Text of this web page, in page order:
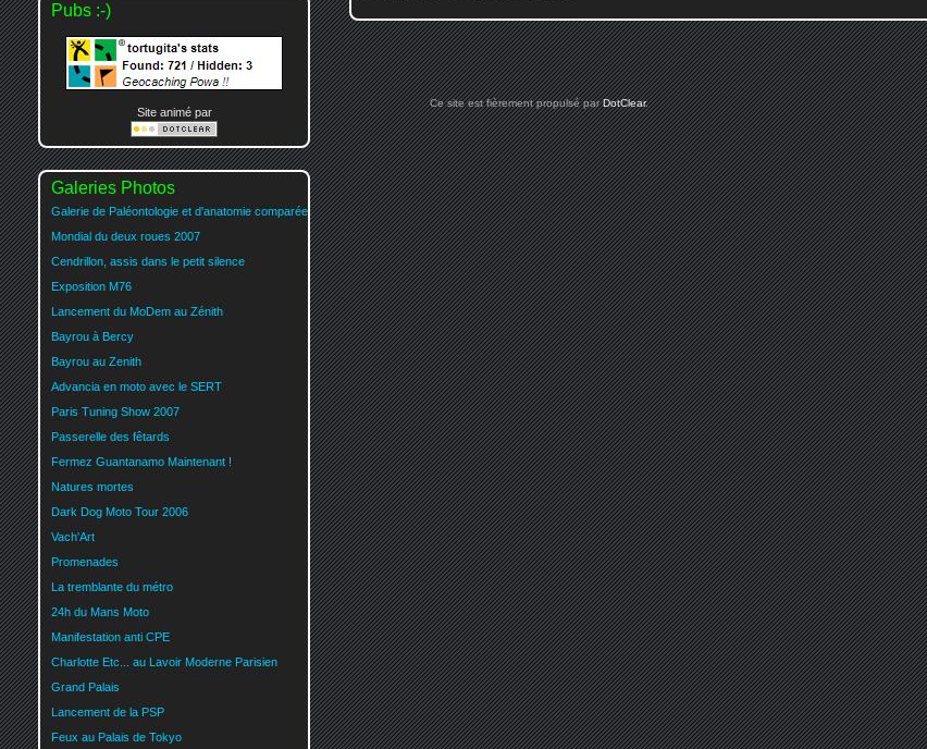
Pubs :-)
Site animé par
Galeries Photos
Galerie de Paléontologie et d'anatomie comparée
Mondial du deux roues 2007
Cendrillon, assis dans le petit silence
Exposition M76
Lancement du MoDem au Zénith
Bayrou à Bercy
Bayrou au Zenith
Advancia en moto avec le SERT
Paris Tuning Show 2007
Passerelle des fêtards
Fermez Guantanamo Maintenant !
Natures mortes
Dark Dog Moto Tour 2006
Vach'Art
Promenades
La tremblante du métro
24h du Mans Moto
Manifestation anti CPE
Charlotte Etc... au Lavoir Moderne Parisien
Grand Palais
Lancement de la PSP
Feux au Palais de Tokyo
Ce site est fièrement propulsé parDotClear.